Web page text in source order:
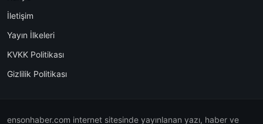
İletişim
Yayın İlkeleri
KVKK Politikası
Gizlilik Politikası
ensonhaber.com internet sitesinde yayınlanan yazı, haber ve